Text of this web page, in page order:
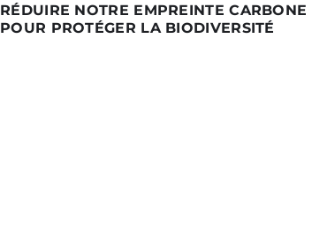
RÉDUIRE NOTRE EMPREINTE CARBONE
POUR PROTÉGER LA BIODIVERSITÉ